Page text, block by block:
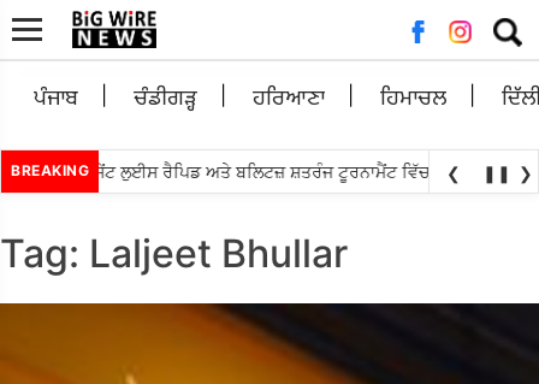
for:
ਪੰਜਾਬ ਚੰਡੀਗੜ੍ਹ ਹਰਿਆਣਾ ਹਿਮਾਚਲ
BREAKINGਸੇਂਟ ਲੁਈਸ ਰੈਪਿਡ ਅਤੇ ਬਲਿਟਜ਼ ਸ਼ਤਰੰਜ ਟੂਰਨਾਮੈਂਟ ਵਿੱਚ ਕੀਤਾ ਟਾਪ •
❮ ❚❚ ❯
Tag: Laljeet Bhullar